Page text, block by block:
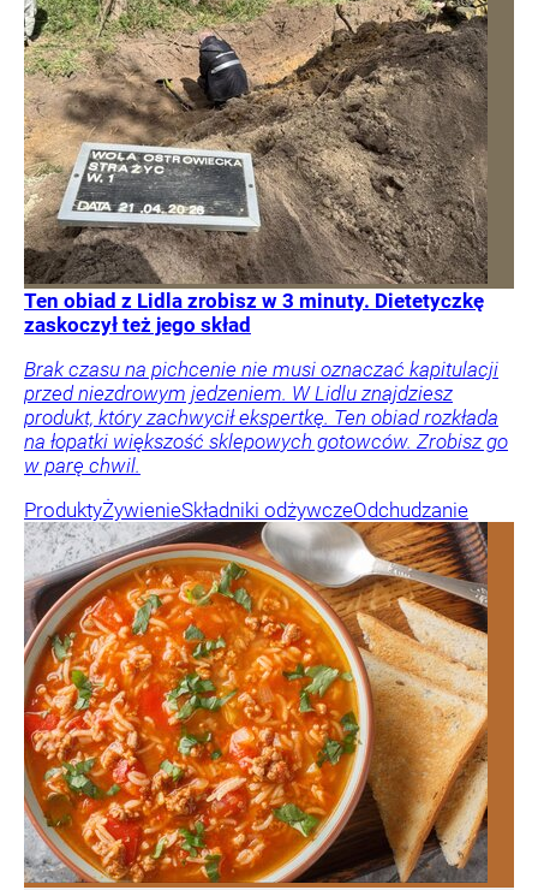
Ten obiad z Lidla zrobisz w 3 minuty. Dietetyczkę
zaskoczył też jego skład
Brak czasu na pichcenie nie musi oznaczać kapitulacji
przed niezdrowym jedzeniem. W Lidlu znajdziesz
produkt, który zachwycił ekspertkę. Ten obiad rozkłada
na łopatki większość sklepowych gotowców. Zrobisz go
w parę chwil.
ProduktyŻywienieSkładniki odżywczeOdchudzanie